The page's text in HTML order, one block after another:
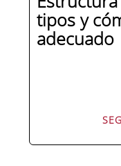
tipos y
adecuado